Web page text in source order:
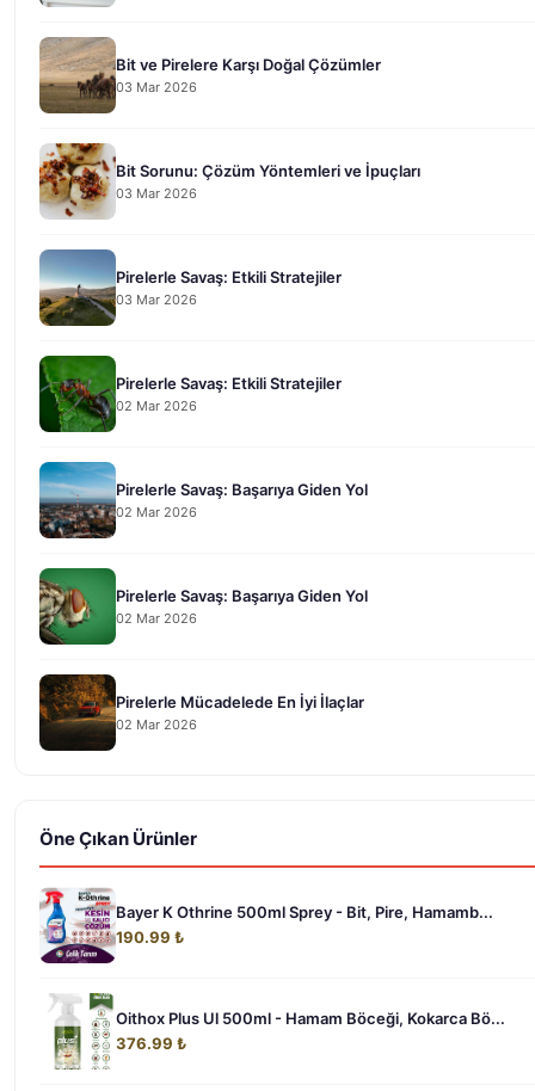
Bit ve Pirelere Karşı Doğal Çözümler
03 Mar 2026
Bit Sorunu: Çözüm Yöntemleri ve İpuçları
03 Mar 2026
Pirelerle Savaş: Etkili Stratejiler
03 Mar 2026
Pirelerle Savaş: Etkili Stratejiler
02 Mar 2026
Pirelerle Savaş: Başarıya Giden Yol
02 Mar 2026
Pirelerle Savaş: Başarıya Giden Yol
02 Mar 2026
Pirelerle Mücadelede En İyi İlaçlar
02 Mar 2026
Öne Çıkan Ürünler
Bayer K Othrine 500ml Sprey - Bit, Pire, Hamamb...
190.99 ₺
Oithox Plus Ul 500ml - Hamam Böceği, Kokarca Bö...
376.99 ₺